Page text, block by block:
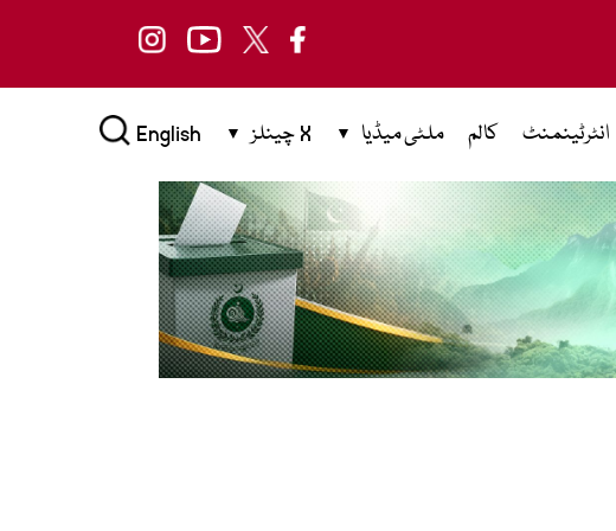
انٹرٹینمنٹ کالم ملٹی میڈیا X چینلز English